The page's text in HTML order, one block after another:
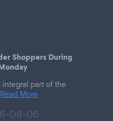
Shoppers During
part of the
Read More
08-06